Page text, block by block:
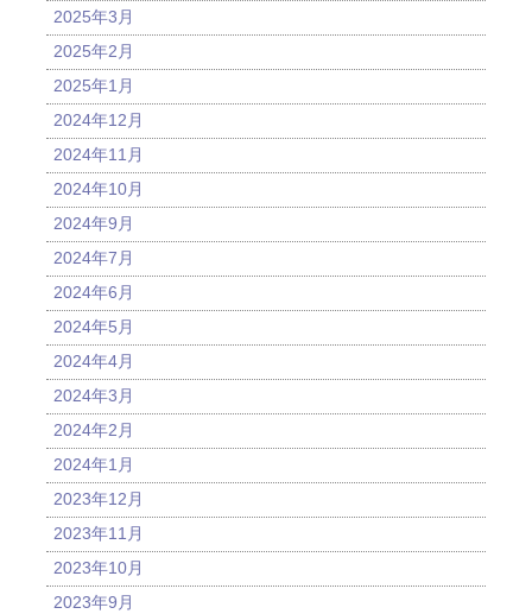
2025年3月
2025年2月
2025年1月
2024年12月
2024年11月
2024年10月
2024年9月
2024年7月
2024年6月
2024年5月
2024年4月
2024年3月
2024年2月
2024年1月
2023年12月
2023年11月
2023年10月
2023年9月